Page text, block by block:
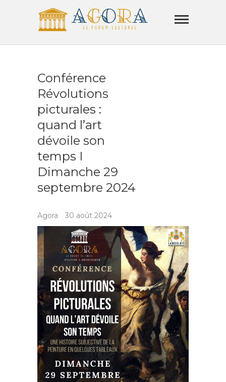
Agora
LE FORUM CULTUREL
Conférence
Révolutions
picturales :
quand l’art
dévoile son
temps I
Dimanche 29
septembre 2024
Agora 30 août 2024